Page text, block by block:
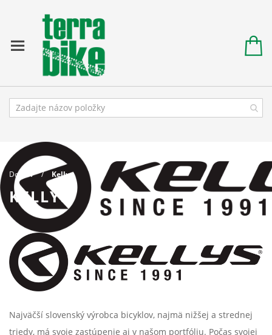
Domov Kellys
KELLYS
Najväčší slovenský výrobca bicyklov, najmä nižšej a strednej
triedy, má svoje zastúpenie aj v našom portfóliu. Počas svojej